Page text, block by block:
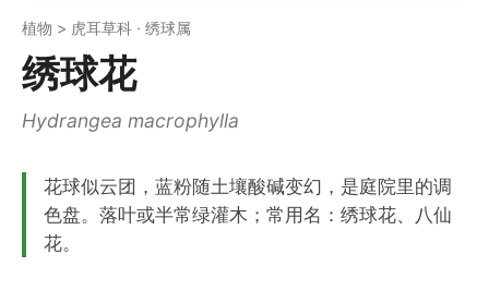
植物 > 虎耳草科 · 绣球属
绣球花
Hydrangea macrophylla
花球似云团，蓝粉随土壤酸碱变幻，是庭院里的调
色盘。落叶或半常绿灌木；常用名：绣球花、八仙
花。